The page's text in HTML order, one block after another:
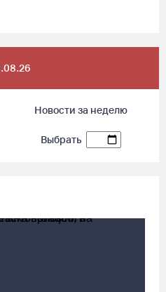
«Тойоты» слетел с трассы в
Новости за неделю
Выбрать